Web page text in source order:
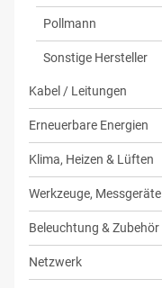
Pollmann
Sonstige Hersteller
Kabel / Leitungen
Erneuerbare Energien
Klima, Heizen & Lüften
Werkzeuge, Messgeräte
Beleuchtung & Zubehör
Netzwerk